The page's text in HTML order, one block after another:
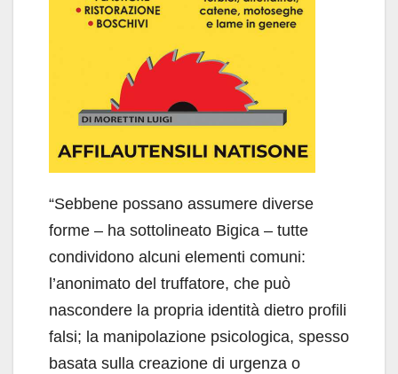
“Sebbene possano assumere diverse
forme – ha sottolineato Bigica – tutte
condividono alcuni elementi comuni:
l’anonimato del truffatore, che può
nascondere la propria identità dietro profili
falsi; la manipolazione psicologica, spesso
basata sulla creazione di urgenza o